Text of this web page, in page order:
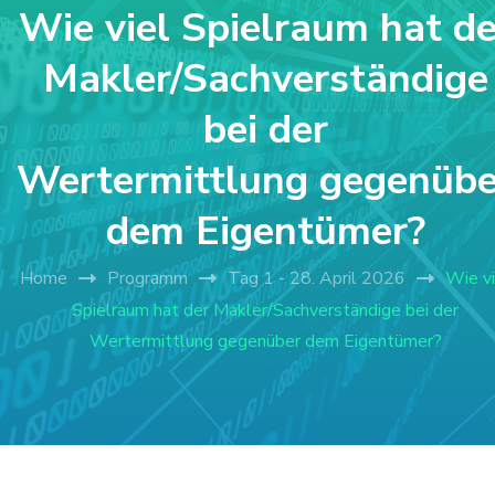
Wie viel Spielraum hat
Makler/Sachverständige
bei der
Wertermittlung
dem Eigentümer?
Home Programm Tag 1 - 28. April 2026
Wie
Spielraum hat der Makler/Sachverständige bei der
Wertermittlung gegenüber dem Eigentümer?